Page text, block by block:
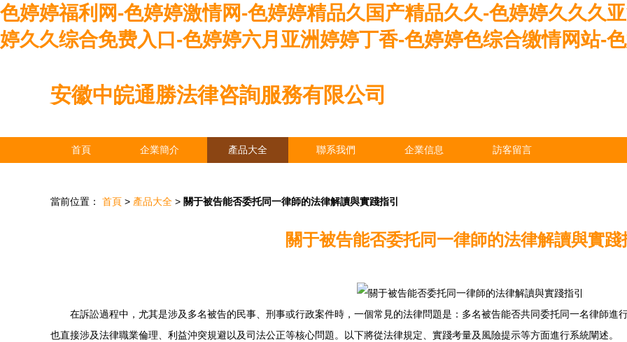
色婷婷福利网-色婷婷激情网-色婷婷精品久国产精品久久-色婷婷久久久
婷久久综合免费入口-色婷婷六月亚洲婷婷丁香-色婷婷色综合缴情网站-
安徽中皖通勝法律咨詢服務有限公司
首頁 企業簡介 產品大全 聯系我們 企業信息 訪客留言
當前位置： 首頁 > 產品大全 > 關于被告能否委托同一律師的法律解讀與實踐指引
關于被告能否委托同一律師的法律解讀與實踐
在訴訟過程中，尤其是涉及多名被告的民事、刑事或行政案件時，一個常見的法律問題是：多名被告能否共同委托同一名律師進
也直接涉及法律職業倫理、利益沖突規避以及司法公正等核心問題。以下將從法律規定、實踐考量及風險提示等方面進行系統闡述。